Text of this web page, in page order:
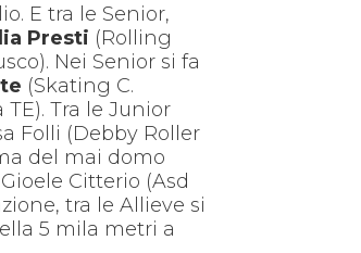
E tra le Senior,
Presti (Rolling
Nei Senior si fa
(Skating C.
Tra le Junior
Folli (Debby Roller
del mai domo
Citterio (Asd
tra le Allieve si
5 mila metri a